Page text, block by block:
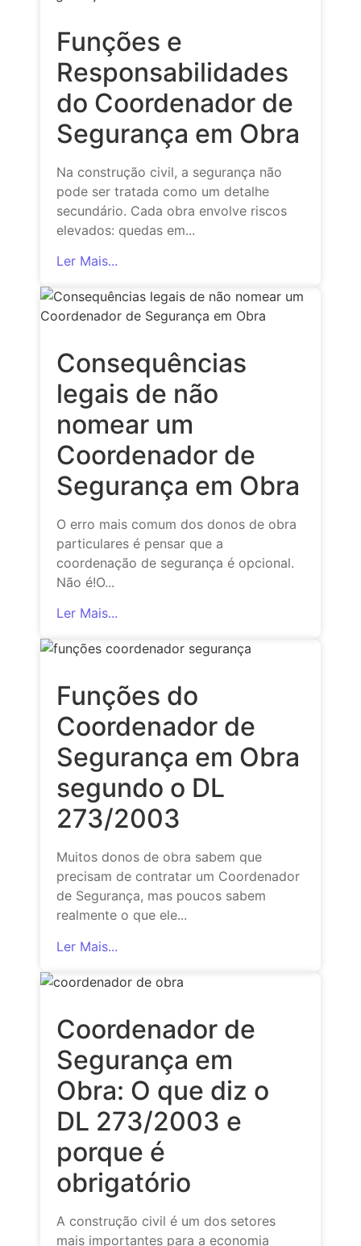
Funções e
Responsabilidades
do Coordenador de
Segurança em Obra
Na construção civil, a segurança não
pode ser tratada como um detalhe
secundário. Cada obra envolve riscos
elevados: quedas em...
Ler Mais...
Consequências
legais de não
nomear um
Coordenador de
Segurança em Obra
O erro mais comum dos donos de obra
particulares é pensar que a
coordenação de segurança é opcional.
Não é!O...
Ler Mais...
Funções do
Coordenador de
Segurança em Obra
segundo o DL
273/2003
Muitos donos de obra sabem que
precisam de contratar um Coordenador
de Segurança, mas poucos sabem
realmente o que ele...
Ler Mais...
Coordenador de
Segurança em
Obra: O que diz o
DL 273/2003 e
porque é
obrigatório
A construção civil é um dos setores
mais importantes para a economia